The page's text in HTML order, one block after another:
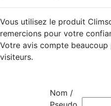
Vous utilisez le produit
remercions pour votre
Votre avis compte
visiteurs.
Nom /